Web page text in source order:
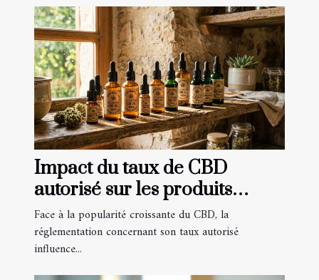
Impact du taux de CBD
autorisé sur les produits
disponibles
Face à la popularité croissante du CBD, la
réglementation concernant son taux autorisé
influence...